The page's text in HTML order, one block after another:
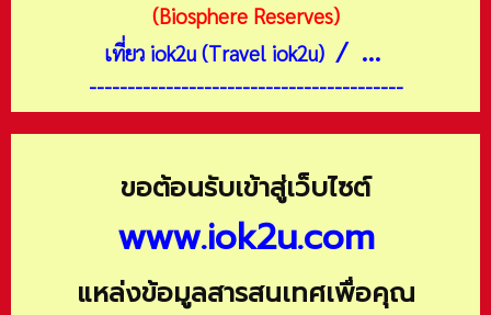
(Biosphere Reserves)
เที่ยว iok2u (Travel iok2u) / ...
-----------------------------------------
ขอต้อนรับเข้าสู่เว็บไซต์
www.iok2u.com
แหล่งข้อมูลสารสนเทศเพื่อคุณ